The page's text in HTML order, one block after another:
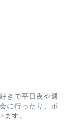
きで平日夜や週
に行ったり、ボ
す。